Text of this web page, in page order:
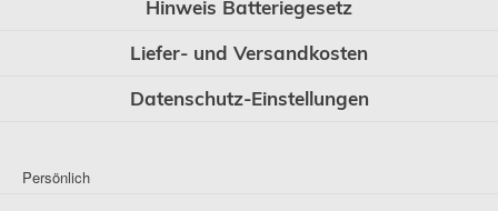
Hinweis Batteriegesetz
Liefer- und Versandkosten
Datenschutz-Einstellungen
Persönlich